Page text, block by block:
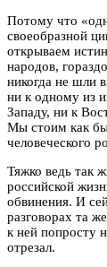
Потому что
своеобразной
открываем
народов,
никогда не шли
ни к одному из
Западу, ни к
Мы стоим как бы
человеческого
Тяжко ведь так
российской
обвинения. И
разговорах та
к ней попросту
отрезал.